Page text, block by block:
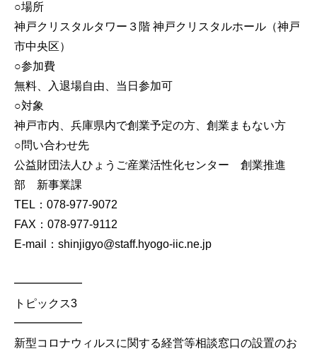
○場所
神戸クリスタルタワー３階 神戸クリスタルホール（神戸
市中央区）
○参加費
無料、入退場自由、当日参加可
○対象
神戸市内、兵庫県内で創業予定の方、創業まもない方
○問い合わせ先
公益財団法人ひょうご産業活性化センター 創業推進
部 新事業課
TEL：078-977-9072
FAX：078-977-9112
E-mail：shinjigyo@staff.hyogo-iic.ne.jp
━━━━━━
トピックス3
━━━━━━
新型コロナウィルスに関する経営等相談窓口の設置のお